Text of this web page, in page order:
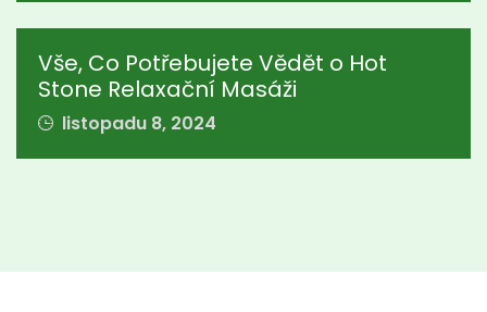
Vše, Co Potřebujete Vědět o Hot
Stone Relaxační Masáži
listopadu 8, 2024